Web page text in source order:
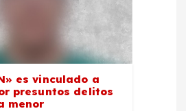
es vinculado a
presuntos delitos
menor